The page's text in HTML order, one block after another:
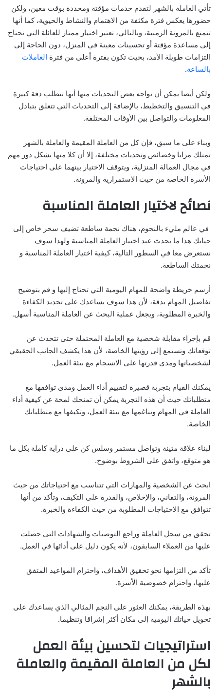
تأتي العاملة بالشهر لتقدم خدمات مؤقتة ومحددة بوقت معين، ولكن
حضورها يعكس فترة مكثفة من الاهتمام والنشاط والحيوية، كما أنها
تتمتع بالمرونة الزمنية، وبالتالي، تعتبر اختيار ممتاز للعائلة التي تحتاج
إلى مساعدة مؤقتة أو تحسينات معينة في المنزل، دون الحاجة إلى
التزامات طويلة الأمد، بحيث تكون بفترة أعلى من فترة العاملات
بالساعة.
ولكن أيضا يمكن أن تواجه بعض التحديات منها أنها تتطلب دقة كبيرة
في التنسيق والتخطيط، بالإضافة إلى التحديات التي تتعلق بتبادل
المعلومات والتواصل بين الأوقات المختلفة.
وبناء على ما سبق، فإن كل من العاملة المقيمة والعاملة بالشهر
تمتلك مزايا وخصائص وتحديات مختلفة، إلا أن كلا منها يشكل دور مهم
في مجال العمالة المنزلية، ويتوقف الاختيار بينهما على احتياجات
الأسرة الخاصة من حيث الاستمرارية والمرونة.
نصائح لاختيار العاملة المناسبة
في عالم مليء بالنجوم، هناك نجمة ساطعة تضيف سحر خاص إلى
حياتك هذا ما يحدث عند اختيار العاملة المناسبة ولهذا سوف
نستعرض معا في السطور التالية، كيفية اختيار العاملة المناسبة و
نجمتك الساطعة.
أرسم خريطة واضحة للمهام اليومية التي تحتاج إليها و قم بتوضيح
تفاصيل المهام بدقة، لأن هذا سوف يساعدك على تحديد الكفاءة
والخبرة المطلوبة، ويجعل عملية البحث عن العاملة المناسبة أسهل.
قم بإجراء مقابلة شخصية مع العاملة المحتملة حتى تتحدث عن
توقعاتك وتستمع إلى رؤيتها الخاصة، لأن هذا يكشف الجانب الحقيقي
لشخصياتها ومدى قدرتها على الانسجام مع بيئة العمل.
يمكنك القيام بتجربة قصيرة لتقييم أداء العمل ومدى توافقها مع
متطلباتك حيث أن هذه التجربة يمكن أن تمنحك لمحة عن كيفية أداء
العاملة في المهام وتناغمها مع بيئة العمل، وتكيفها مع متطلباتك
الخاصة.
لبناء علاقة متينة وتواصل مستمر وسلس كن على دراية كاملة بكل ما
هو متوقع، واتفق على الشروط بوضوح.
ابحث عن الشخصية والمهارات التي تتناسب مع احتياجاتك من حيث
المرونة، والتفاني، والإخلاص، والقدرة على التكيف، وتأكد من أنها
تتوافق مع الاحتياجات المطلوبة من حيث الكفاءة والخبرة.
تحقق من سجل العاملة وراجع التوصيات والشهادات التي حصلت
عليها من العملاء السابقون، لأنه يكون دليل على أدائها في العمل.
تأكد من التزامها نحو تحقيق الأهداف، واحترام المواعيد المتفق
عليها، واحترام خصوصية الأسرة.
بهذه الطريقة، يمكنك العثور على النجم المثالي الذي يساعدك على
تحويل حياتك اليومية إلى مكان أكثر إشراقا وتنظيما.
استراتيجيات لتحسين بيئة العمل
لكل من العاملة المقيمة والعاملة
بالشهر